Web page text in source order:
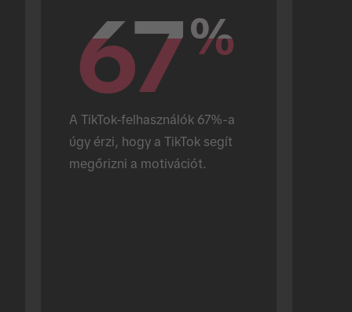
67%
67%
A TikTok-felhasználók 67%-a
úgy érzi, hogy a TikTok segít
megőrizni a motivációt.